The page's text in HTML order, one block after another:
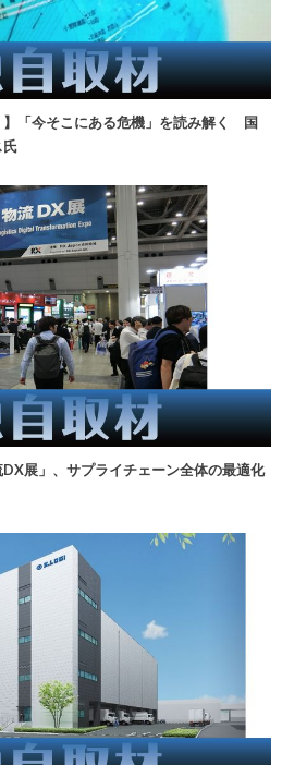
】「今そこにある危機」を読み解く 国
氏
DX展」、サプライチェーン全体の最適化